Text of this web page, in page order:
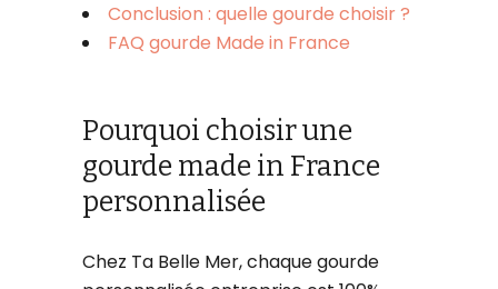
Conclusion : quelle gourde choisir ?
FAQ gourde Made in France
Pourquoi choisir une
gourde made in France
personnalisée
Chez Ta Belle Mer, chaque gourde